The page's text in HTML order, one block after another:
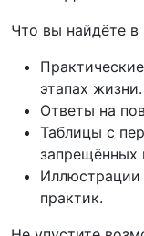
Что вы найдёте в
этапах жизни.
Ответы на
Таблицы с
запрещённых
Иллюстрации
практик.